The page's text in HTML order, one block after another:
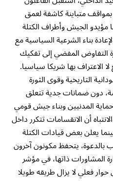
متباينة كاشفة لعمق
مؤيدو الجيش وأطراف الكتلة
بناء الشرعية السياسية مع
التفاوض المفضي إلى تفكيك
الاعتراف بها شريكا سياسيا.
التاريخية وقوى الثورة
دون ضمانات جدية تتعلق
وحماية المدنيين وبناء جيش قومي
أن الانقسامات تتكرر داخل
يعلن بعض قيادات الكتلة
بالدعوة، يتحفظ مكونون آخرون
المشاورات ذاتها، في مؤشر
فعلي لا يزال طريقه طويلا